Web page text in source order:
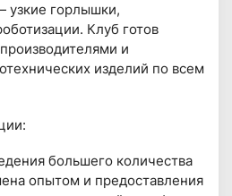
узкие горлышки,
Клуб готов
и
изделий по всем
большего количества
опытом и предоставления